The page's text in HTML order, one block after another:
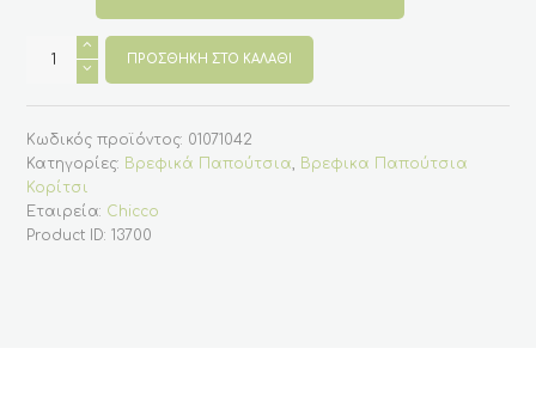
Βρεφικά
σανδάλια
λευκο
για
κορίτσι
17-
19
(Chicco)
ποσότητα
ΠΡΟΣΘΉΚΗ ΣΤΟ ΚΑΛΆΘΙ
Κωδικός προϊόντος: 01071042
Κατηγορίες: Βρεφικά Παπούτσια, Βρεφικα Παπούτσια
Κορίτσι
Εταιρεία: Chicco
Product ID:13700